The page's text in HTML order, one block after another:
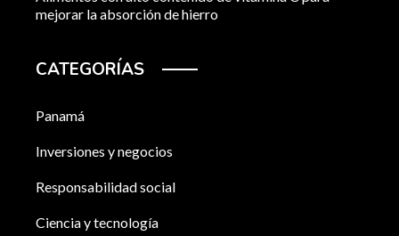
mejorar la absorción de hierro
CATEGORÍAS
Panamá
Inversiones y negocios
Responsabilidad social
Ciencia y tecnología